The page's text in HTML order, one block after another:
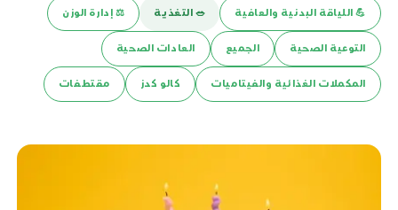
💪️ اللياقة البدنية والعافية 🥗 التغذية ⚖️ إدارة الوزن
التوعية الصحية الجميع العادات الصحية
المكملات الغذائية والفيتاميات كالو كدز مقتطفات